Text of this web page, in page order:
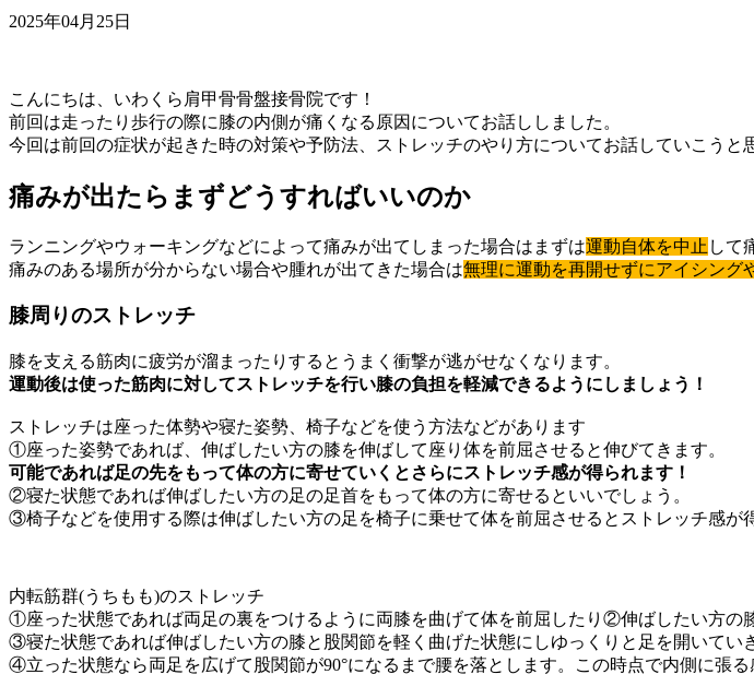
2025年04月25日
こんにちは、いわくら肩甲骨骨盤接骨院です！
前回は走ったり歩行の際に膝の内側が痛くなる原因についてお話ししました。
今回は前回の症状が起きた時の対策や予防法、ストレッチのやり方についてお話していこうと
痛みが出たらまずどうすればいいのか
ランニングやウォーキングなどによって痛みが出てしまった場合はまずは運動自体を中止 して
痛みのある場所が分からない場合や腫れが出てきた場合は無理に運動を再開せずにアイシング
膝周りのストレッチ
膝を支える筋肉に疲労が溜まったりするとうまく衝撃が逃がせなくなります。
運動後は使った筋肉に対してストレッチを行い膝の負担を軽減できるようにしましょう！
ストレッチは座った体勢や寝た姿勢、椅子などを使う方法などがあります
①座った姿勢であれば、伸ばしたい方の膝を伸ばして座り体を前屈させると伸びてきます。
可能であれば足の先をもって体の方に寄せていくとさらにストレッチ感が得られます！
②寝た状態であれば伸ばしたい方の足の足首をもって体の方に寄せるといいでしょう。
③椅子などを使用する際は伸ばしたい方の足を椅子に乗せて体を前屈させるとストレッチ感が
内転筋群(うちもも)のストレッチ
①座った状態であれば両足の裏をつけるように両膝を曲げて体を前屈したり②伸ばしたい方の
③寝た状態であれば伸ばしたい方の膝と股関節を軽く曲げた状態にしゆっくりと足を開いてい
④立った状態なら両足を広げて股関節が90°になるまで腰を落とします。この時点で内側に張